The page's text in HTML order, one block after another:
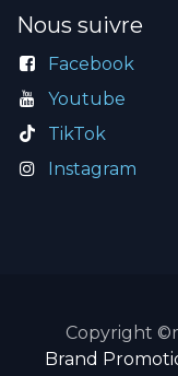
Nous suivre
Facebook
Youtube
TikTok
Instagram
Copyright
Brand